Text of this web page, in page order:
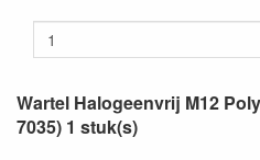
Wartel Halogeenvrij M12
7035) 1 stuk(s)